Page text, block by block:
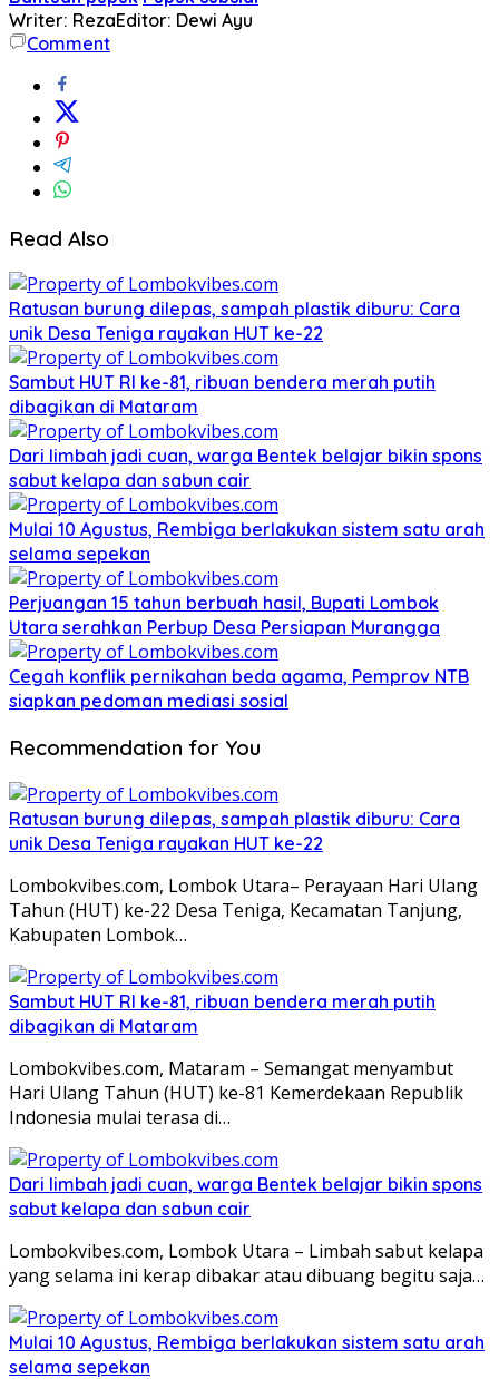
Writer: RezaEditor: Dewi Ayu
Comment
Read Also
Ratusan burung dilepas, sampah plastik diburu: Cara
unik Desa Teniga rayakan HUT ke-22
Sambut HUT RI ke-81, ribuan bendera merah putih
dibagikan di Mataram
Dari limbah jadi cuan, warga Bentek belajar bikin spons
sabut kelapa dan sabun cair
Mulai 10 Agustus, Rembiga berlakukan sistem satu arah
selama sepekan
Perjuangan 15 tahun berbuah hasil, Bupati Lombok
Utara serahkan Perbup Desa Persiapan Murangga
Cegah konflik pernikahan beda agama, Pemprov NTB
siapkan pedoman mediasi sosial
Recommendation for You
Ratusan burung dilepas, sampah plastik diburu: Cara
unik Desa Teniga rayakan HUT ke-22
Lombokvibes.com, Lombok Utara– Perayaan Hari Ulang
Tahun (HUT) ke-22 Desa Teniga, Kecamatan Tanjung,
Kabupaten Lombok…
Sambut HUT RI ke-81, ribuan bendera merah putih
dibagikan di Mataram
Lombokvibes.com, Mataram – Semangat menyambut
Hari Ulang Tahun (HUT) ke-81 Kemerdekaan Republik
Indonesia mulai terasa di…
Dari limbah jadi cuan, warga Bentek belajar bikin spons
sabut kelapa dan sabun cair
Lombokvibes.com, Lombok Utara – Limbah sabut kelapa
yang selama ini kerap dibakar atau dibuang begitu saja…
Mulai 10 Agustus, Rembiga berlakukan sistem satu arah
selama sepekan